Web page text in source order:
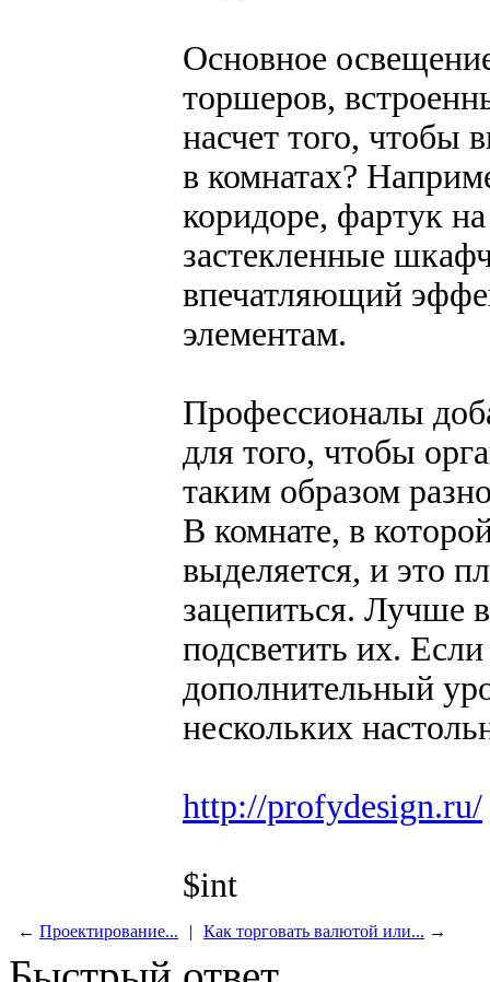
Основное
торшеров,
насчет того, чтобы
в комнатах?
коридоре, фартук
застекленные
впечатляющий
элементам.
Профессионалы
для того, чтобы
таким образом
В комнате, в
выделяется, и это
зацепиться. Лучше
подсветить их.
дополнительный
нескольких
http://profydesign.ru/
$int
← Проектирование... | Как торговать валютой или... →